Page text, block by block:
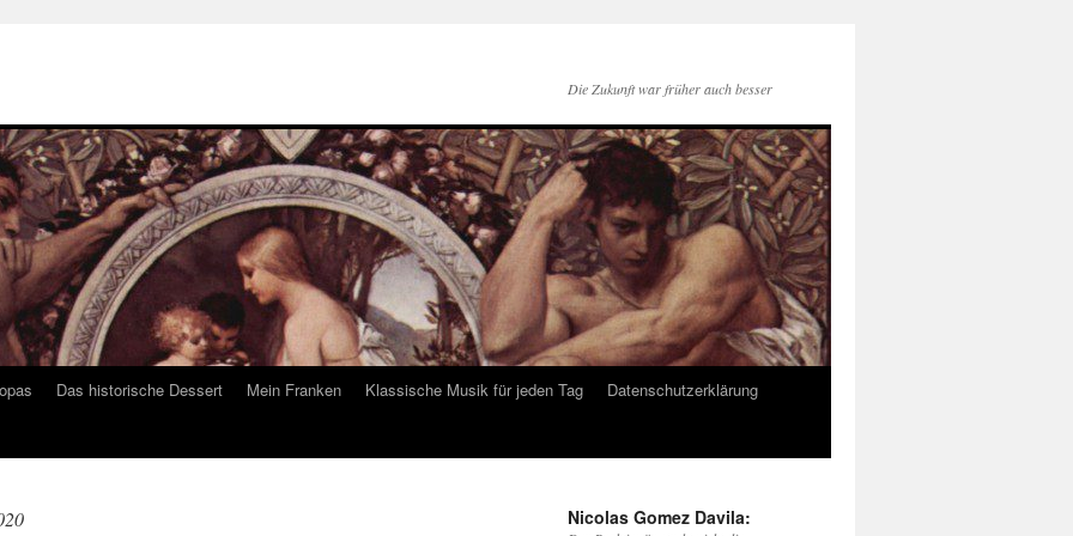
Die Zukunft war früher auch besser
Das historische Dessert Mein Franken Klassische Musik für jeden Tag
Datenschutzerklärung
Nicolas Gomez Davila: